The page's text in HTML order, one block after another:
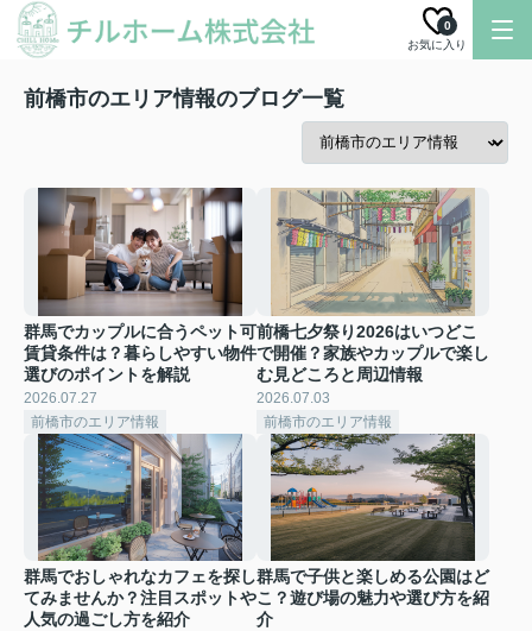
お気に入り
0
前橋市のエリア情報のブログ一覧
群馬でカップルに合うペット可
賃貸条件は？暮らしやすい物件
選びのポイントを解説
2026.07.27
前橋市のエリア情報
前橋七夕祭り2026はいつどこ
で開催？家族やカップルで楽し
む見どころと周辺情報
2026.07.03
前橋市のエリア情報
群馬でおしゃれなカフェを探し
てみませんか？注目スポットや
人気の過ごし方を紹介
群馬で子供と楽しめる公園はど
こ？遊び場の魅力や選び方を紹
介